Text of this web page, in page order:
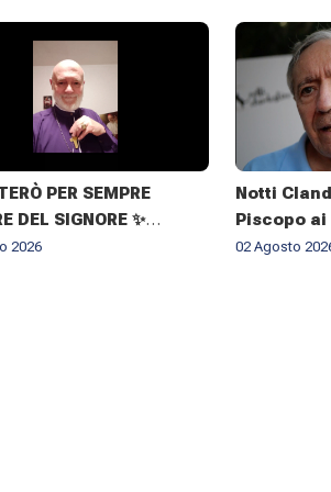
PER SEMPRE
DEL SIGNORE ✨
DELLA VITA
2026
Notti
Piscopo
il rispetto
02 Agosto